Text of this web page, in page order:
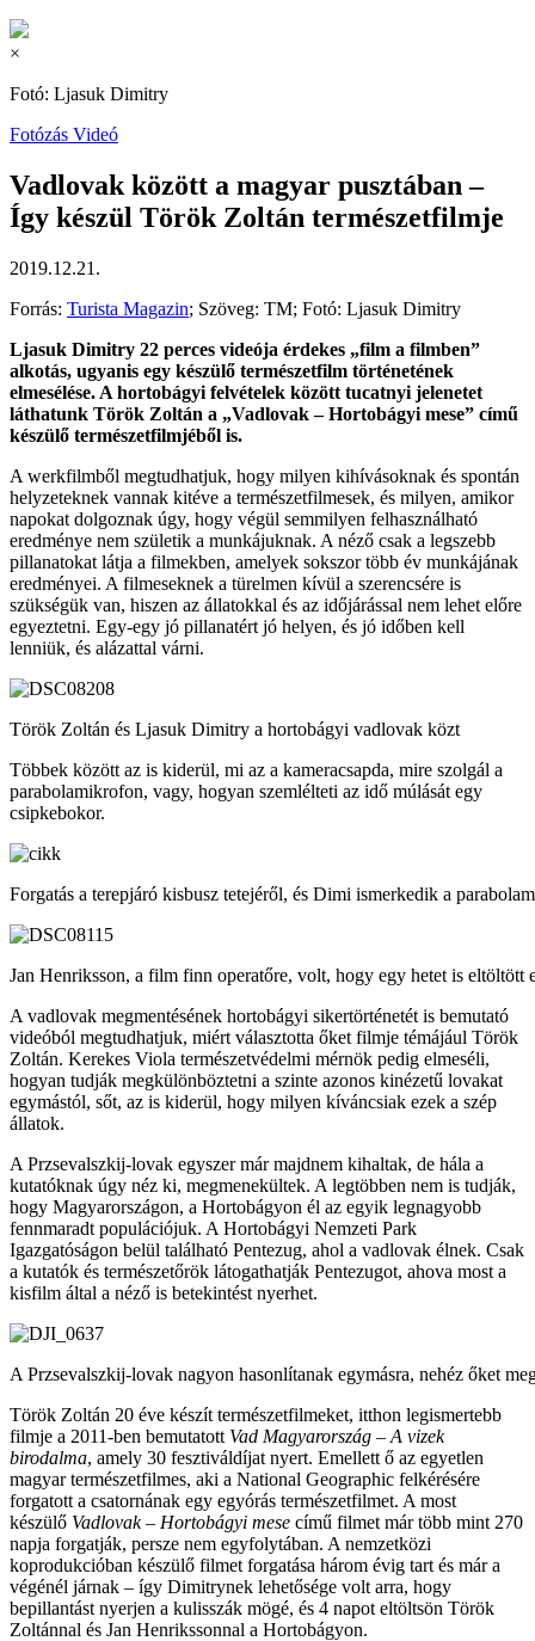
×
Fotó: Ljasuk Dimitry
Fotózás Videó
Vadlovak között a magyar pusztában –
Így készül Török Zoltán természetfilmje
2019.12.21.
Forrás: Turista Magazin; Szöveg: TM; Fotó: Ljasuk Dimitry
Ljasuk Dimitry 22 perces videója érdekes „film a filmben”
alkotás, ugyanis egy készülő természetfilm történetének
elmesélése. A hortobágyi felvételek között tucatnyi jelenetet
láthatunk Török Zoltán a „Vadlovak – Hortobágyi mese” című
készülő természetfilmjéből is.
A werkfilmből megtudhatjuk, hogy milyen kihívásoknak és spontán
helyzeteknek vannak kitéve a természetfilmesek, és milyen, amikor
napokat dolgoznak úgy, hogy végül semmilyen felhasználható
eredménye nem születik a munkájuknak. A néző csak a legszebb
pillanatokat látja a filmekben, amelyek sokszor több év munkájának
eredményei. A filmeseknek a türelmen kívül a szerencsére is
szükségük van, hiszen az állatokkal és az időjárással nem lehet előre
egyeztetni. Egy-egy jó pillanatért jó helyen, és jó időben kell
lenniük, és alázattal várni.
Török Zoltán és Ljasuk Dimitry a hortobágyi vadlovak közt
Többek között az is kiderül, mi az a kameracsapda, mire szolgál a
parabolamikrofon, vagy, hogyan szemlélteti az idő múlását egy
csipkebokor.
Forgatás a terepjáró kisbusz tetejéről, és Dimi ismerkedik a
Jan Henriksson, a film finn operatőre, volt, hogy egy hetet is eltöltött
A vadlovak megmentésének hortobágyi sikertörténetét is bemutató
videóból megtudhatjuk, miért választotta őket filmje témájául Török
Zoltán. Kerekes Viola természetvédelmi mérnök pedig elmeséli,
hogyan tudják megkülönböztetni a szinte azonos kinézetű lovakat
egymástól, sőt, az is kiderül, hogy milyen kíváncsiak ezek a szép
állatok.
A Przsevalszkij-lovak egyszer már majdnem kihaltak, de hála a
kutatóknak úgy néz ki, megmenekültek. A legtöbben nem is tudják,
hogy Magyarországon, a Hortobágyon él az egyik legnagyobb
fennmaradt populációjuk. A Hortobágyi Nemzeti Park
Igazgatóságon belül található Pentezug, ahol a vadlovak élnek. Csak
a kutatók és természetőrök látogathatják Pentezugot, ahova most a
kisfilm által a néző is betekintést nyerhet.
A Przsevalszkij-lovak nagyon hasonlítanak egymásra, nehéz őket
Török Zoltán 20 éve készít természetfilmeket, itthon legismertebb
filmje a 2011-ben bemutatott Vad Magyarország – A vizek
birodalma, amely 30 fesztiváldíjat nyert. Emellett ő az egyetlen
magyar természetfilmes, aki a National Geographic felkérésére
forgatott a csatornának egy egyórás természetfilmet. A most
készülő Vadlovak – Hortobágyi mese című filmet már több mint 270
napja forgatják, persze nem egyfolytában. A nemzetközi
koprodukcióban készülő filmet forgatása három évig tart és már a
végénél járnak – így Dimitrynek lehetősége volt arra, hogy
bepillantást nyerjen a kulisszák mögé, és 4 napot eltöltsön Török
Zoltánnal és Jan Henrikssonnal a Hortobágyon.